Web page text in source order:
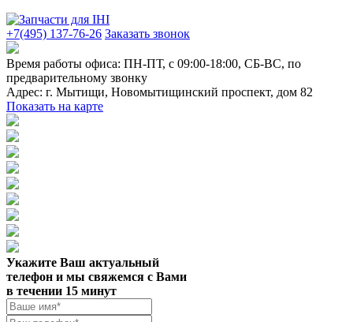
+7(495) 137-76-26 Заказать звонок
Время работы офиса: ПН-ПТ, с 09:00-18:00, СБ-ВС, по
предварительному звонку
Адрес: г. Мытищи, Новомытищинский проспект, дом 82
Показать на карте
Укажите Ваш актуальный
телефон и мы свяжемся с Вами
в течении 15 минут